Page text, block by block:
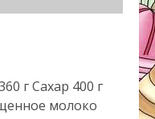
г Сахар 400 г
молоко